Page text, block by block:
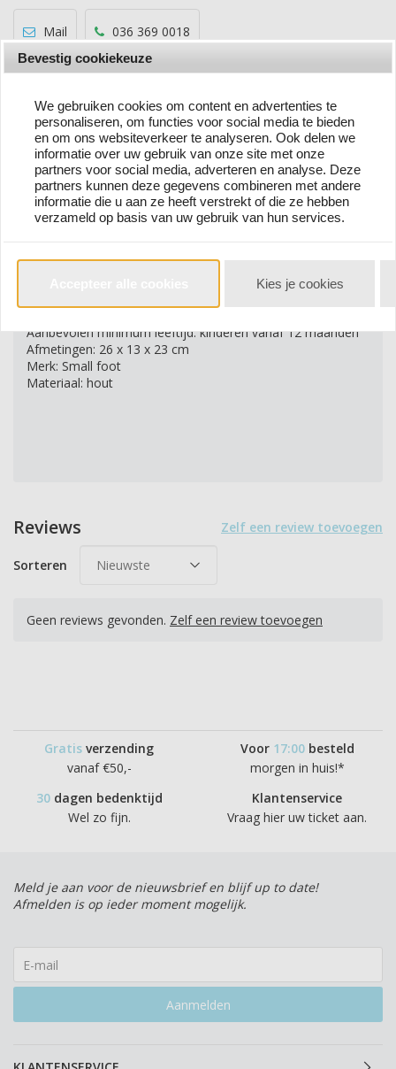
Mail 036 369 0018
Omschrijving
Pinguin & vrienden maken zich op voor een lange reis op
deze motoriekvaardige trainingsboot. Reddingsgordels zijn
aan de zijkant gemonteerd en kunnen heen en weer
worden bewogen. De zeilmast heeft houten ringen van
zeehond zijn inbegrepen. De houten stukken zijn
Aanbevolen minimum leeftijd: kinderen vanaf 12 maanden
Afmetingen: 26 x 13 x 23 cm
Merk: Small foot
Materiaal: hout
Reviews Zelf een review toevoegen
Sorteren
Geen reviews gevonden. Zelf een review toevoegen
Gratis verzending
vanaf €50,-
Voor 17:00besteld
morgen in huis!*
30dagen bedenktijd
Wel zo fijn.
Klantenservice
Vraag hier uw ticket aan.
Meld je aan voor de nieuwsbrief en blijf up to date!
Afmelden is op ieder moment mogelijk.
Aanmelden
Bevestig cookiekeuze
We gebruiken cookies om content en advertenties te
personaliseren, om functies voor social media te bieden
en om ons websiteverkeer te analyseren. Ook delen we
informatie over uw gebruik van onze site met onze
partners voor social media, adverteren en analyse. Deze
partners kunnen deze gegevens combineren met andere
informatie die u aan ze heeft verstrekt of die ze hebben
verzameld op basis van uw gebruik van hun services.
Kies je cookies